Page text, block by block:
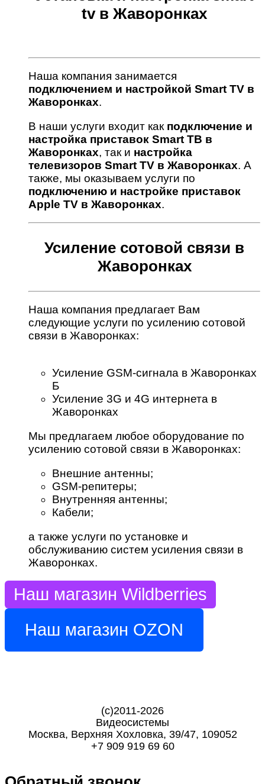
tv в Жаворонках
Наша компания занимается
подключением и настройкой Smart TV в
Жаворонках.
В наши услуги входит как подключение и
настройка приставок Smart ТВ в
Жаворонках, так и настройка
телевизоров Smart TV в Жаворонках. А
также, мы оказываем услуги по
подключению и настройке приставок
Apple TV в Жаворонках.
Усиление сотовой связи в
Жаворонках
Наша компания предлагает Вам
следующие услуги по усилению сотовой
связи в Жаворонках:
Усиление GSM-сигнала в Жаворонках
Б
Усиление 3G и 4G интернета в
Жаворонках
Мы предлагаем любое оборудование по
усилению сотовой связи в Жаворонках:
Внешние антенны;
GSM-репитеры;
Внутренняя антенны;
Кабели;
а также услуги по установке и
обслуживанию систем усиления связи в
Жаворонках.
Наш магазин Wildberries
Наш магазин OZON
(с)2011-2026
Видеосистемы
Москва, Верхняя Хохловка, 39/47, 109052
+7 909 919 69 60